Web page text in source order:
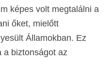
képes volt megtalálni a
őket, mielőtt
Államokban. Ez
a biztonságot az